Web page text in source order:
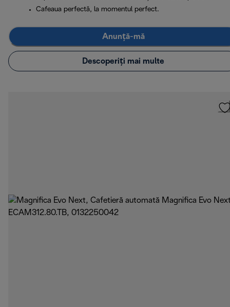
Cafeaua perfectă, la momentul perfect.
Anunță-mă
Descoperiți mai multe